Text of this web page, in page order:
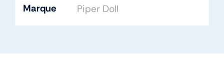
Marque
Piper Doll